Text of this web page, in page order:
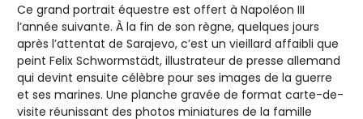
Ce grand portrait équestre est offert à Napoléon III
l’année suivante. À la fin de son règne, quelques jours
après l’attentat de Sarajevo, c’est un vieillard affaibli que
peint Felix Schwormstädt, illustrateur de presse allemand
qui devint ensuite célèbre pour ses images de la guerre
et ses marines. Une planche gravée de format carte-de-
visite réunissant des photos miniatures de la famille